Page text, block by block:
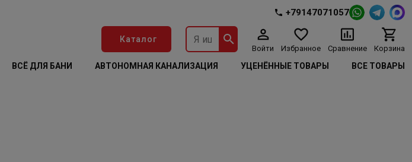
+79147071057
Каталог
Войти Избранное Сравнение Корзина
ВСЁ ДЛЯ БАНИ АВТОНОМНАЯ КАНАЛИЗАЦИЯ УЦЕНЁННЫЕ ТОВАРЫ ВСЕ ТОВАРЫ